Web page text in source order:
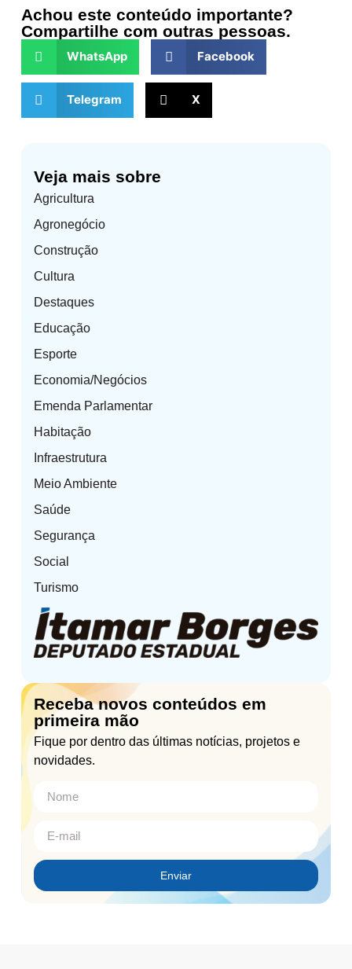
Veja mais sobre
Agricultura
Agronegócio
Construção
Cultura
Destaques
Educação
Esporte
Economia/Negócios
Emenda Parlamentar
Habitação
Infraestrutura
Meio Ambiente
Saúde
Segurança
Social
Turismo
Receba novos conteúdos em
primeira mão
Fique por dentro das últimas notícias, projetos e
novidades.
Enviar
Achou este conteúdo importante?
Compartilhe com outras pessoas.
WhatsApp Facebook
Telegram X